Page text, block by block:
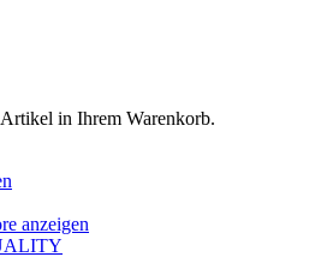
in Ihrem Warenkorb.
anzeigen